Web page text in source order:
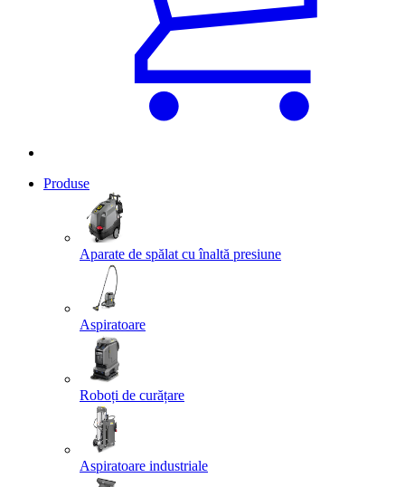
Produse
Aparate de spălat cu înaltă presiune
Aspiratoare
Roboți de curățare
Aspiratoare industriale